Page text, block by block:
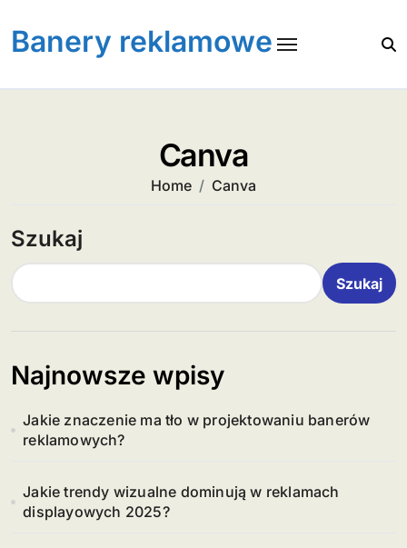
content
Banery reklamowe
Canva
Home Canva
Szukaj
Szukaj
Najnowsze wpisy
Jakie znaczenie ma tło w projektowaniu banerów
reklamowych?
Jakie trendy wizualne dominują w reklamach
displayowych 2025?